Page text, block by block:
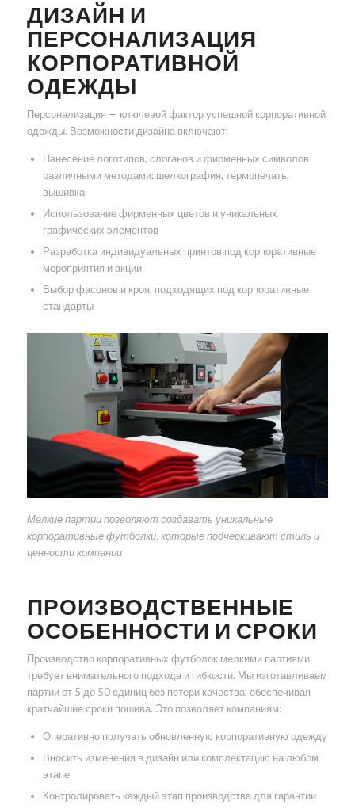
ДИЗАЙН И
ПЕРСОНАЛИЗАЦИЯ
КОРПОРАТИВНОЙ
ОДЕЖДЫ
Персонализация — ключевой фактор успешной корпоративной
одежды. Возможности дизайна включают:
Нанесение логотипов, слоганов и фирменных символов
различными методами: шелкография, термопечать,
вышивка
Использование фирменных цветов и уникальных
графических элементов
Разработка индивидуальных принтов под корпоративные
мероприятия и акции
Выбор фасонов и кроя, подходящих под корпоративные
стандарты
Мелкие партии позволяют создавать уникальные
корпоративные футболки, которые подчеркивают стиль и
ценности компании
ПРОИЗВОДСТВЕННЫЕ
ОСОБЕННОСТИ И СРОКИ
Производство корпоративных футболок мелкими партиями
требует внимательного подхода и гибкости. Мы изготавливаем
партии от 5 до 50 единиц без потери качества, обеспечивая
кратчайшие сроки пошива. Это позволяет компаниям:
Оперативно получать обновленную корпоративную одежду
Вносить изменения в дизайн или комплектацию на любом
этапе
Контролировать каждый этап производства для гарантии